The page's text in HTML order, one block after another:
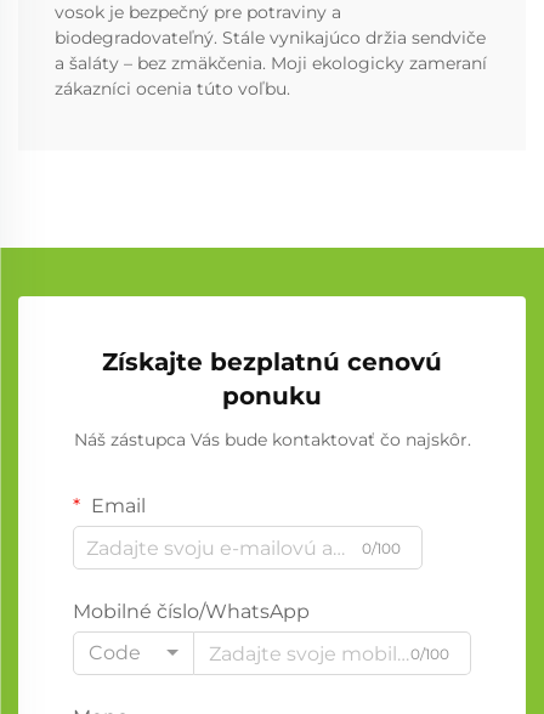
vosok je bezpečný pre potraviny a
biodegradovateľný. Stále vynikajúco držia sendviče
a šaláty – bez zmäkčenia. Moji ekologicky zameraní
zákazníci ocenia túto voľbu.
Získajte bezplatnú cenovú
ponuku
Náš zástupca Vás bude kontaktovať čo najskôr.
Email
0/100
Mobilné číslo/WhatsApp
Code
0/100